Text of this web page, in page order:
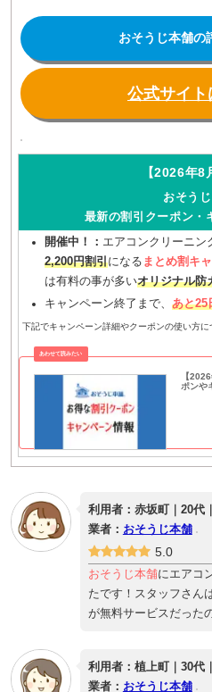
おそうじ本舗の
公式サイト
【2026年8
おそう
最新の割引クーポン・
開催中！： エアコンクリーニン
2,200円割引になる まとめ割キ
は有料の事が多いオリジナル防
キャンペーン終了まで、 あと25
下記でキャンペーン詳細やクーポンの使い方に
【
ポンや
利用者：赤坂町｜20代
業者： おそうじ本舗
5.0
おそうじ本舗にエアコ
たです！スタッフさん
が無料サービスだった
利用者：植上町｜30代
業者： おそうじ本舗